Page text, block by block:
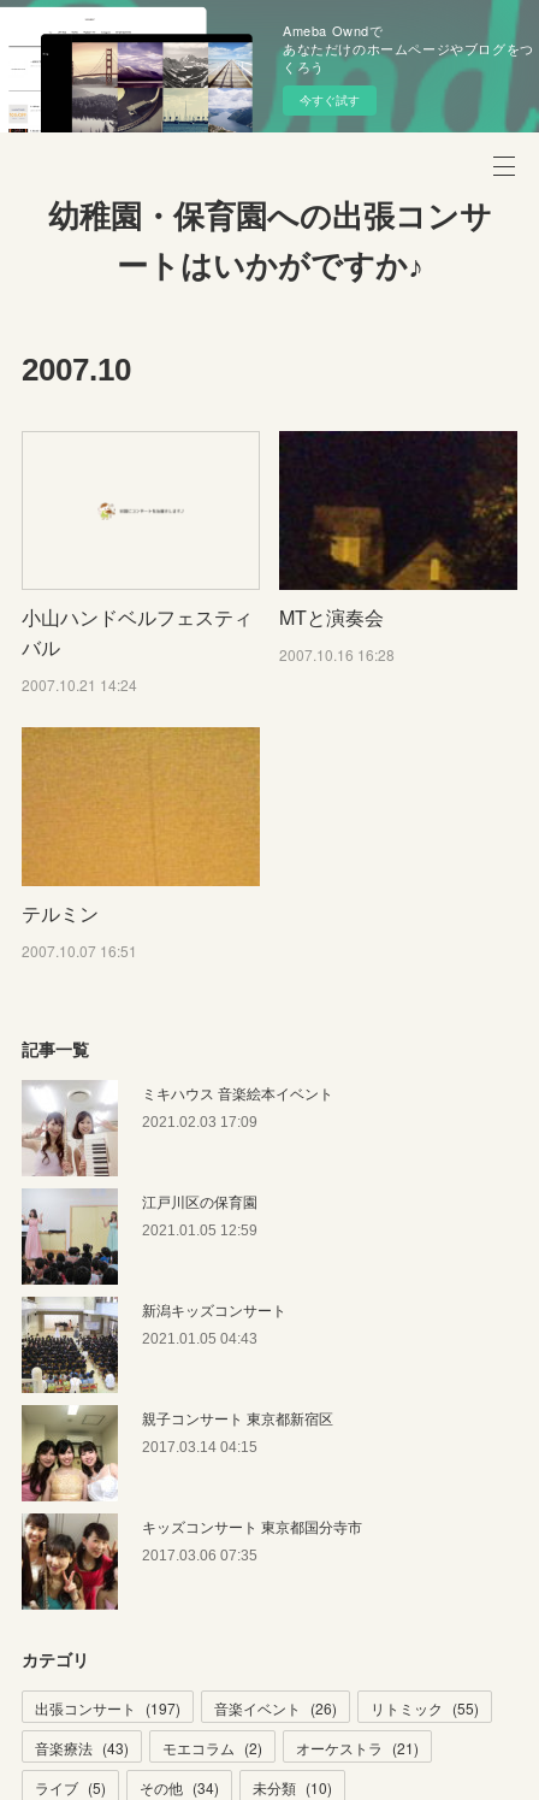
Ameba Owndで
あなただけのホームページやブログをつ
くろう
今すぐ試す
幼稚園・保育園への出張コンサ
ートはいかがですか♪
2007.10
小山ハンドベルフェスティ
バル
2007.10.21 14:24
MTと演奏会
2007.10.16 16:28
テルミン
2007.10.07 16:51
記事一覧
ミキハウス 音楽絵本イベント
2021.02.03 17:09
江戸川区の保育園
2021.01.05 12:59
新潟キッズコンサート
2021.01.05 04:43
親子コンサート 東京都新宿区
2017.03.14 04:15
キッズコンサート 東京都国分寺市
2017.03.06 07:35
カテゴリ
出張コンサート (197) 音楽イベント (26) リトミック (55)
音楽療法 (43) モエコラム (2) オーケストラ (21)
ライブ (5) その他 (34) 未分類 (10)